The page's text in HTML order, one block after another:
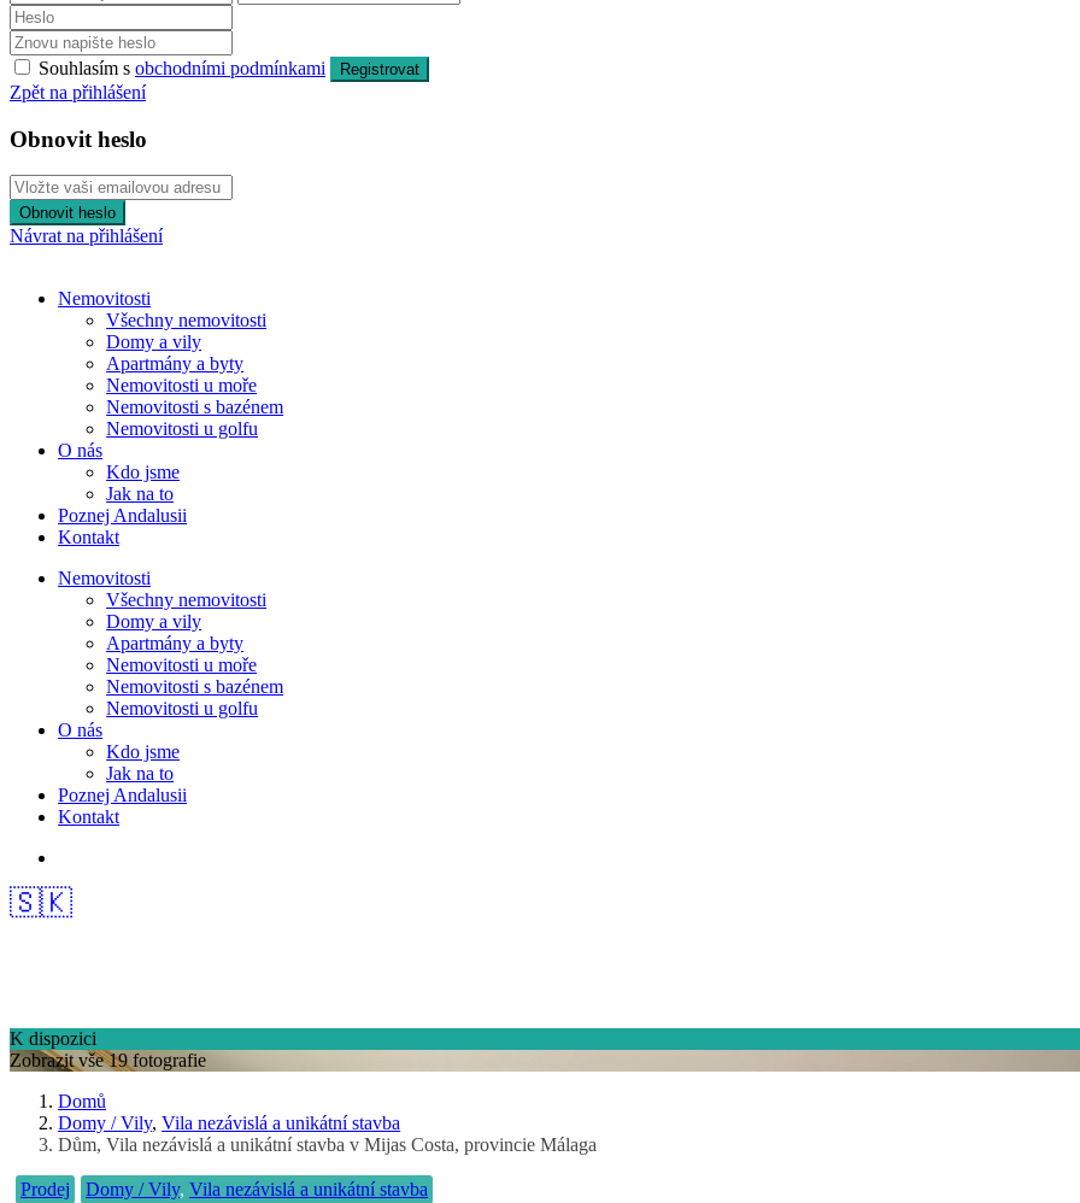
Souhlasím s obchodními podmínkami Registrovat
Zpět na přihlášení
Obnovit heslo
Obnovit heslo
Návrat na přihlášení
Nemovitosti
Všechny nemovitosti
Domy a vily
Apartmány a byty
Nemovitosti u moře
Nemovitosti s bazénem
Nemovitosti u golfu
O nás
Kdo jsme
Jak na to
Poznej Andalusii
Kontakt
Nemovitosti
Všechny nemovitosti
Domy a vily
Apartmány a byty
Nemovitosti u moře
Nemovitosti s bazénem
Nemovitosti u golfu
O nás
Kdo jsme
Jak na to
Poznej Andalusii
Kontakt
🇸🇰
K dispozici
Zobrazit vše 19 fotografie
Domů
Domy / Vily,Vila nezávislá a unikátní stavba
Dům, Vila nezávislá a unikátní stavba v Mijas Costa, provincie Málaga
Prodej Domy / Vily,Vila nezávislá a unikátní stavba